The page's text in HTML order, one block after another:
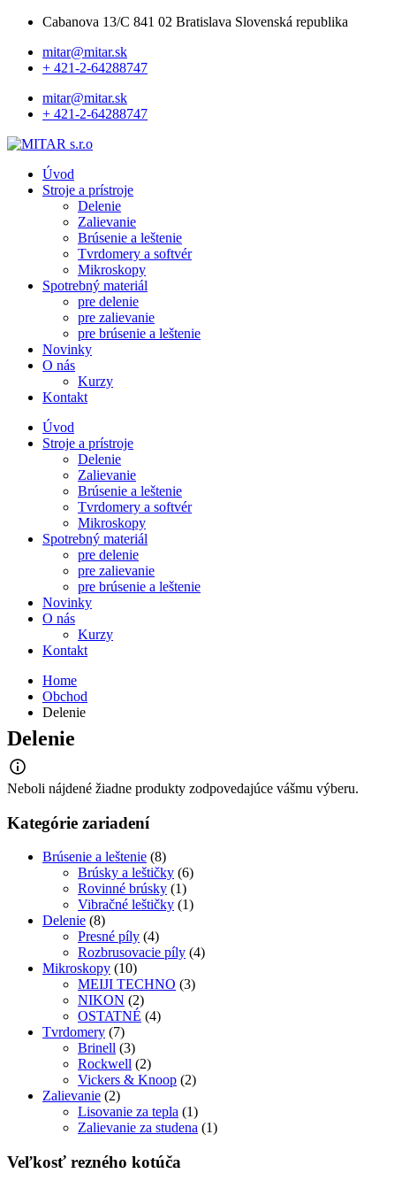
Cabanova 13/C 841 02 Bratislava Slovenská republika
mitar@mitar.sk
+ 421-2-64288747
mitar@mitar.sk
+ 421-2-64288747
Úvod
Stroje a prístroje
Delenie
Zalievanie
Brúsenie a leštenie
Tvrdomery a softvér
Mikroskopy
Spotrebný materiál
pre delenie
pre zalievanie
pre brúsenie a leštenie
Novinky
O nás
Kurzy
Kontakt
Úvod
Stroje a prístroje
Delenie
Zalievanie
Brúsenie a leštenie
Tvrdomery a softvér
Mikroskopy
Spotrebný materiál
pre delenie
pre zalievanie
pre brúsenie a leštenie
Novinky
O nás
Kurzy
Kontakt
Home
Obchod
Delenie
Delenie
Neboli nájdené žiadne produkty zodpovedajúce vášmu výberu.
Kategórie zariadení
Brúsenie a leštenie (8)
Brúsky a leštičky (6)
Rovinné brúsky (1)
Vibračné leštičky (1)
Delenie (8)
Presné píly (4)
Rozbrusovacie píly (4)
Mikroskopy (10)
MEIJI TECHNO (3)
NIKON (2)
OSTATNÉ (4)
Tvrdomery (7)
Brinell (3)
Rockwell (2)
Vickers & Knoop (2)
Zalievanie (2)
Lisovanie za tepla (1)
Zalievanie za studena (1)
Veľkosť rezného kotúča